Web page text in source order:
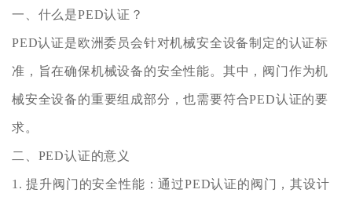
一、什么是PED认证？
PED认证是欧洲委员会针对机械安全设备制定的认证标
准，旨在确保机械设备的安全性能。其中，阀门作为机
械安全设备的重要组成部分，也需要符合PED认证的要
求。
二、PED认证的意义
1. 提升阀门的安全性能：通过PED认证的阀门，其设计